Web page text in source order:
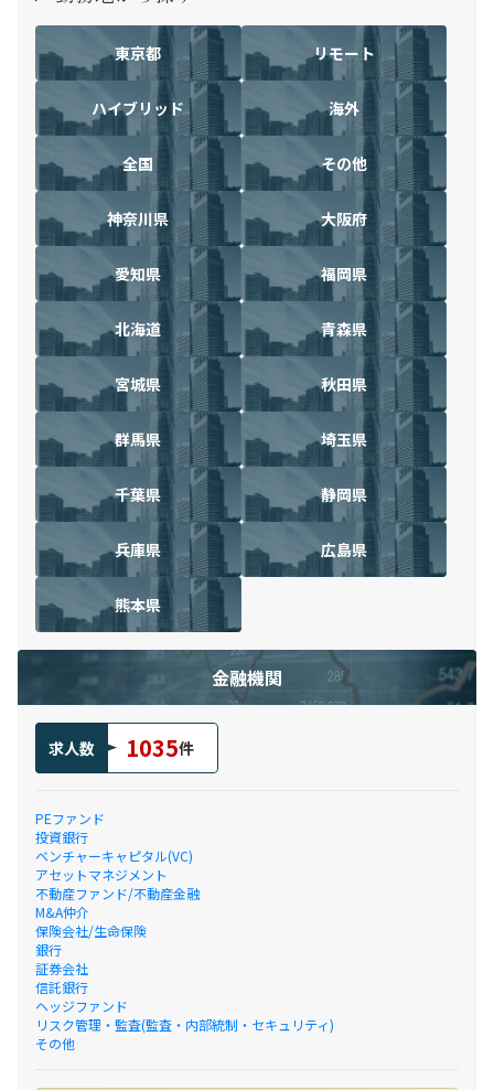
東京都 リモート
ハイブリッド 海外
全国 その他
神奈川県 大阪府
愛知県 福岡県
北海道 青森県
宮城県 秋田県
群馬県 埼玉県
千葉県 静岡県
兵庫県 広島県
熊本県
金融機関
求人数 1035件
PEファンド
投資銀行
ベンチャーキャピタル(VC)
アセットマネジメント
不動産ファンド/不動産金融
M&A仲介
保険会社/生命保険
銀行
証券会社
信託銀行
ヘッジファンド
リスク管理・監査(監査・内部統制・セキュリティ)
その他